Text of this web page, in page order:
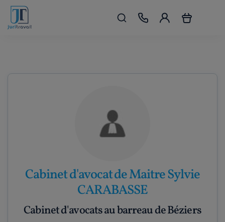
Cabinet d'avocat de Maitre Sylvie
CARABASSE
Cabinet d'avocats au barreau de Béziers